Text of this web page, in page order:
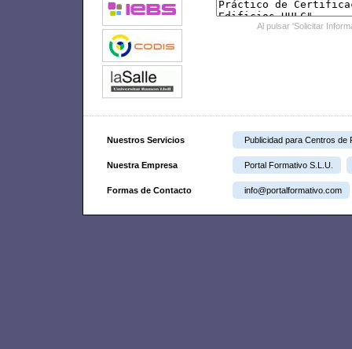
Al pulsar 'Solicitar
Nuestros Servicios Publicidad para Centros de
Nuestra Empresa Portal Formativo S.L.U.
Formas de Contacto info@portalformativo.com